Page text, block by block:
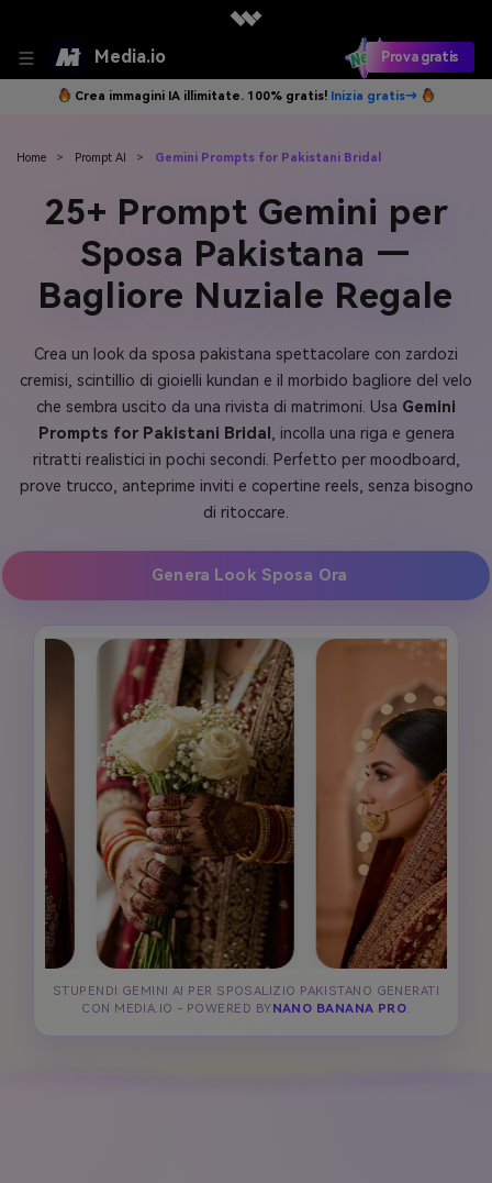
Media.io Prova gratis
Crea immagini IA illimitate. 100% gratis! Inizia gratis→
Home > Prompt AI > Gemini Prompts for Pakistani Bridal
25+ Prompt Gemini per
Sposa Pakistana —
Bagliore Nuziale Regale
Crea un look da sposa pakistana spettacolare con zardozi
cremisi, scintillio di gioielli kundan e il morbido bagliore del velo
che sembra uscito da una rivista di matrimoni. Usa Gemini
Prompts for Pakistani Bridal , incolla una riga e genera
ritratti realistici in pochi secondi. Perfetto per moodboard,
prove trucco, anteprime inviti e copertine reels, senza bisogno
di ritoccare.
Genera Look Sposa Ora
STUPENDI GEMINI AI PER SPOSALIZIO PAKISTANO GENERATI
CON MEDIA.IO - POWERED BY NANO BANANA PRO.